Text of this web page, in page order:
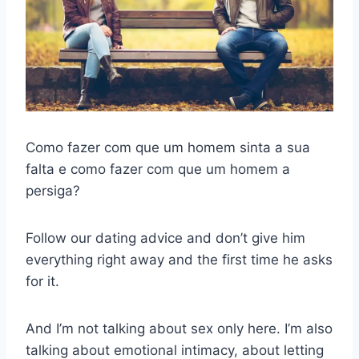
Como fazer com que um homem sinta a sua
falta e como fazer com que um homem a
persiga?
Follow our dating advice and don’t give him
everything right away and the first time he asks
for it.
And I’m not talking about sex only here. I’m also
talking about emotional intimacy, about letting